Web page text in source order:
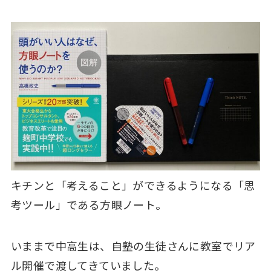
キチンと「考えること」ができるようになる「思
考ツール」である方眼ノート。
いままで中高生は、自塾の生徒さんに教室でリア
ル開催で渡してきていました。